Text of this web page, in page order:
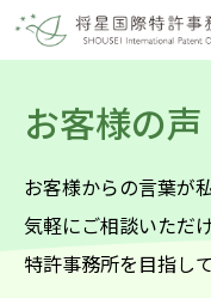
Skip
お客様の声
お客様からの言葉が
気軽にご相談いただ
特許事務所を目指し